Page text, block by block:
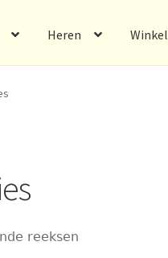
Heren Winkel
reeksen